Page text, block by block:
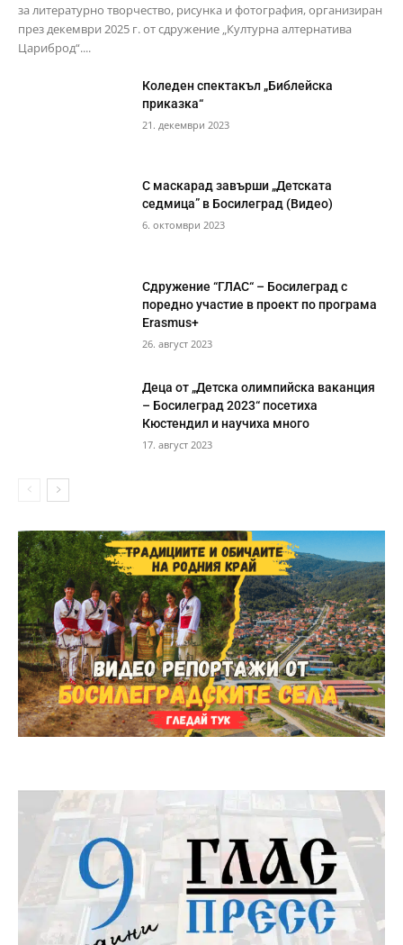
за литературно творчество, рисунка и фотография, организиран
през декември 2025 г. от сдружение „Културна алтернатива
Цариброд“....
Коледен спектакъл „Библейска
приказка“
21. декември 2023
С маскарад завърши „Детската
седмица” в Босилеград (Видео)
6. октомври 2023
Сдружение “ГЛАС“ – Босилеград с
поредно участие в проект по програма
Erasmus+
26. август 2023
Деца от „Детска олимпийска ваканция
– Босилеград 2023“ посетиха
Кюстендил и научиха много
17. август 2023